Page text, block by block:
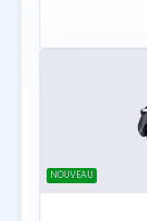
NOUVEAU